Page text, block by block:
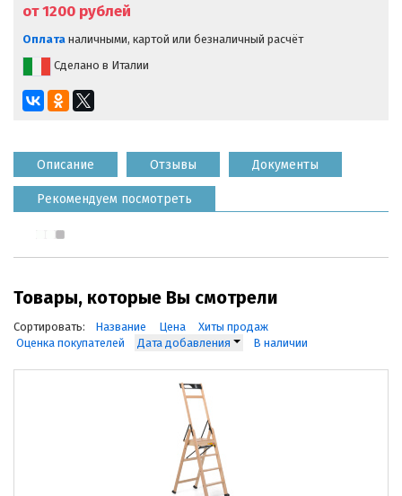
от 1200 рублей
Оплата наличными, картой или безналичный расчёт
Сделано в Италии
Описание Отзывы Документы
Рекомендуем посмотреть
Товары, которые Вы смотрели
Сортировать: Название Цена
Хиты продаж
Оценка покупателей
Дата добавления В наличии